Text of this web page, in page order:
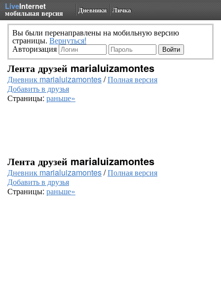
LiveInternet
мобильная версия Дневники Личка
Вы были перенаправлены на мобильную версию
страницы. Вернуться!
Авторизация
Лента друзей marialuizamontes
Дневник marialuizamontes/Полная версия
Добавить в друзья
Страницы: раньше»
Лента друзей marialuizamontes
Дневник marialuizamontes/Полная версия
Добавить в друзья
Страницы: раньше»